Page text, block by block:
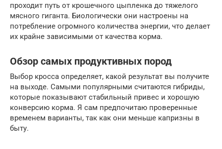
проходит путь от крошечного цыпленка до тяжелого
мясного гиганта. Биологически они настроены на
потребление огромного количества энергии, что делает
их крайне зависимыми от качества корма.
Обзор самых продуктивных пород
Выбор кросса определяет, какой результат вы получите
на выходе. Самыми популярными считаются гибриды,
которые показывают стабильный привес и хорошую
конверсию корма. Я сам предпочитаю проверенные
временем варианты, так как они меньше капризны в
быту.